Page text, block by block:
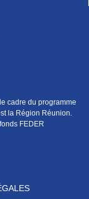
et
remercie
le
et
cadre du programme
la Région Réunion.
FEDER